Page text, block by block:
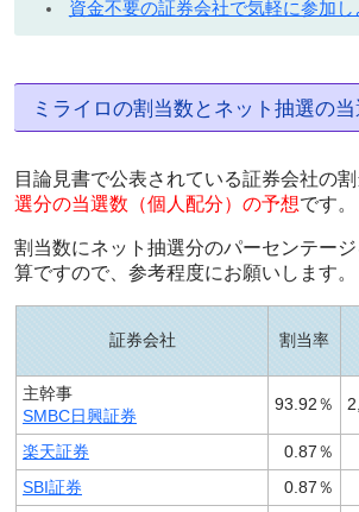
資金不要の証券会社で気軽に参加し
ミライロの割当数とネット抽選の
目論見書で公表されている証券会社の割
選分の当選数（個人配分）の予想です。
割当数にネット抽選分のパーセンテー
算ですので、参考程度にお願いします。
証券会社 割当率
主幹事
SMBC日興証券
93.92％
楽天証券 0.87％
SBI証券
0.87％